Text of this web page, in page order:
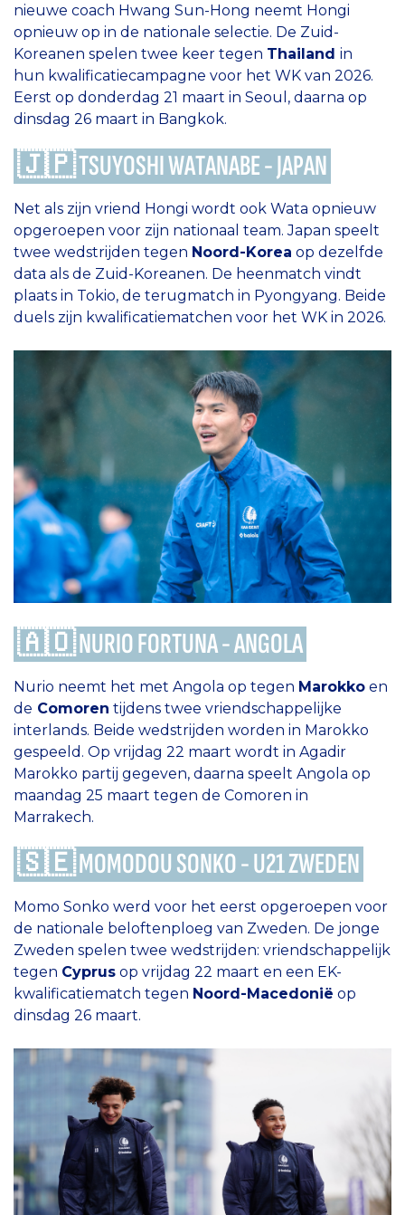
nieuwe coach Hwang Sun-Hong neemt Hongi
opnieuw op in de nationale selectie. De Zuid-
Koreanen spelen twee keer tegen Thailand in
hun kwalificatiecampagne voor het WK van 2026.
Eerst op donderdag 21 maart in Seoul, daarna op
dinsdag 26 maart in Bangkok.
🇯🇵 TSUYOSHI WATANABE - JAPAN
Net als zijn vriend Hongi wordt ook Wata opnieuw
opgeroepen voor zijn nationaal team. Japan speelt
twee wedstrijden tegen Noord-Korea op dezelfde
data als de Zuid-Koreanen. De heenmatch vindt
plaats in Tokio, de terugmatch in Pyongyang. Beide
duels zijn kwalificatiematchen voor het WK in 2026.
🇦🇴 NURIO FORTUNA - ANGOLA
Nurio neemt het met Angola op tegen Marokko en
de Comoren tijdens twee vriendschappelijke
interlands. Beide wedstrijden worden in Marokko
gespeeld. Op vrijdag 22 maart wordt in Agadir
Marokko partij gegeven, daarna speelt Angola op
maandag 25 maart tegen de Comoren in
Marrakech.
🇸🇪 MOMODOU SONKO - U21 ZWEDEN
Momo Sonko werd voor het eerst opgeroepen voor
de nationale beloftenploeg van Zweden. De jonge
Zweden spelen twee wedstrijden: vriendschappelijk
tegen Cyprus op vrijdag 22 maart en een EK-
kwalificatiematch tegen Noord-Macedonië op
dinsdag 26 maart.